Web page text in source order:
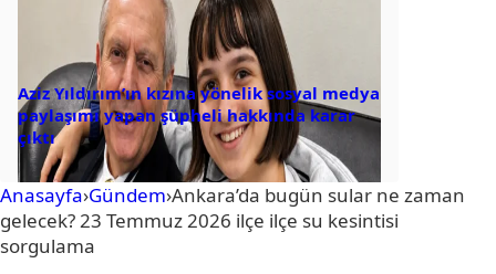
Aziz Yıldırım’ın kızına yönelik sosyal medya
paylaşımı yapan şüpheli hakkında karar
çıktı
Anasayfa›Gündem›Ankara’da bugün sular ne zaman
gelecek? 23 Temmuz 2026 ilçe ilçe su kesintisi
sorgulama